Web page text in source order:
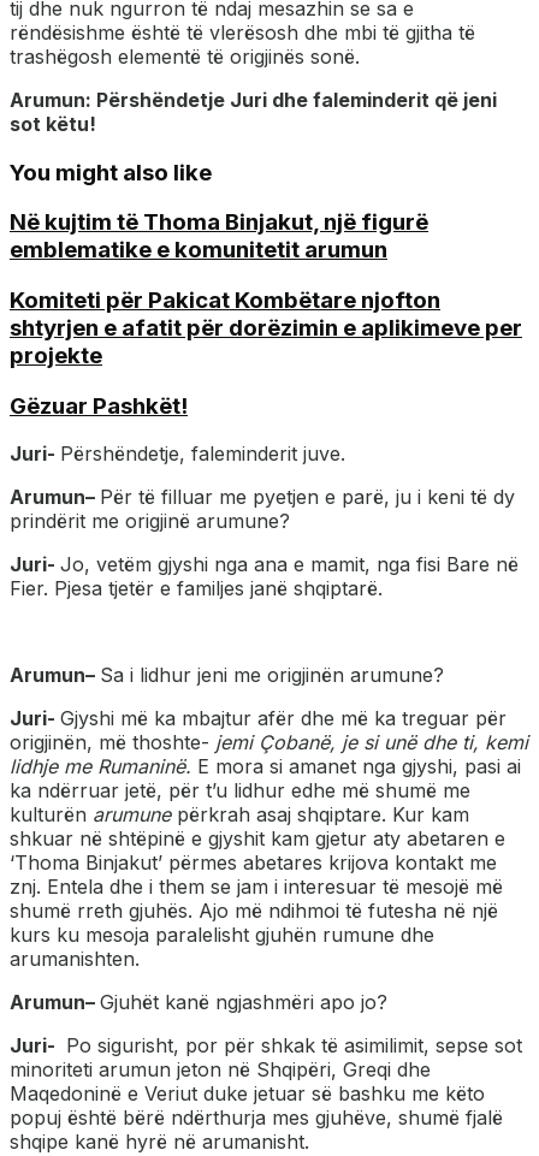
tij dhe nuk ngurron të ndaj mesazhin se sa e
rëndësishme është të vlerësosh dhe mbi të gjitha të
trashëgosh elementë të origjinës sonë.
Arumun: Përshëndetje Juri dhe faleminderit që jeni
sot këtu!
You might also like
Në kujtim të Thoma Binjakut, një figurë
emblematike e komunitetit arumun
Komiteti për Pakicat Kombëtare njofton
shtyrjen e afatit për dorëzimin e aplikimeve per
projekte
Gëzuar Pashkët!
Juri- Përshëndetje, faleminderit juve.
Arumun– Për të filluar me pyetjen e parë, ju i keni të dy
prindërit me origjinë arumune?
Juri- Jo, vetëm gjyshi nga ana e mamit, nga fisi Bare në
Fier. Pjesa tjetër e familjes janë shqiptarë.
Arumun– Sa i lidhur jeni me origjinën arumune?
Juri- Gjyshi më ka mbajtur afër dhe më ka treguar për
origjinën, më thoshte- jemi Çobanë, je si unë dhe ti, kemi
lidhje me Rumaninë. E mora si amanet nga gjyshi, pasi ai
ka ndërruar jetë, për t’u lidhur edhe më shumë me
kulturën arumunepërkrah asaj shqiptare. Kur kam
shkuar në shtëpinë e gjyshit kam gjetur aty abetaren e
‘Thoma Binjakut’ përmes abetares krijova kontakt me
znj. Entela dhe i them se jam i interesuar të mesojë më
shumë rreth gjuhës. Ajo më ndihmoi të futesha në një
kurs ku mesoja paralelisht gjuhën rumune dhe
arumanishten.
Arumun– Gjuhët kanë ngjashmëri apo jo?
Juri- Po sigurisht, por për shkak të asimilimit, sepse sot
minoriteti arumun jeton në Shqipëri, Greqi dhe
Maqedoninë e Veriut duke jetuar së bashku me këto
popuj është bërë ndërthurja mes gjuhëve, shumë fjalë
shqipe kanë hyrë në arumanisht.